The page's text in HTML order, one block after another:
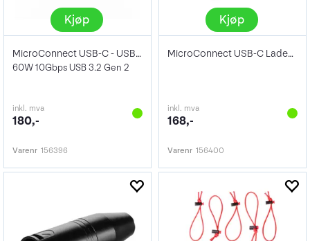
Kjøp
MicroConnect USB-C - USB-A Kabel 1m
60W 10Gbps USB 3.2 Gen 2
inkl. mva
180,-
Varenr 156396
Kjøp
MicroConnect USB-C Ladekabel Sort 1.5m
inkl. mva
168,-
Varenr 156400